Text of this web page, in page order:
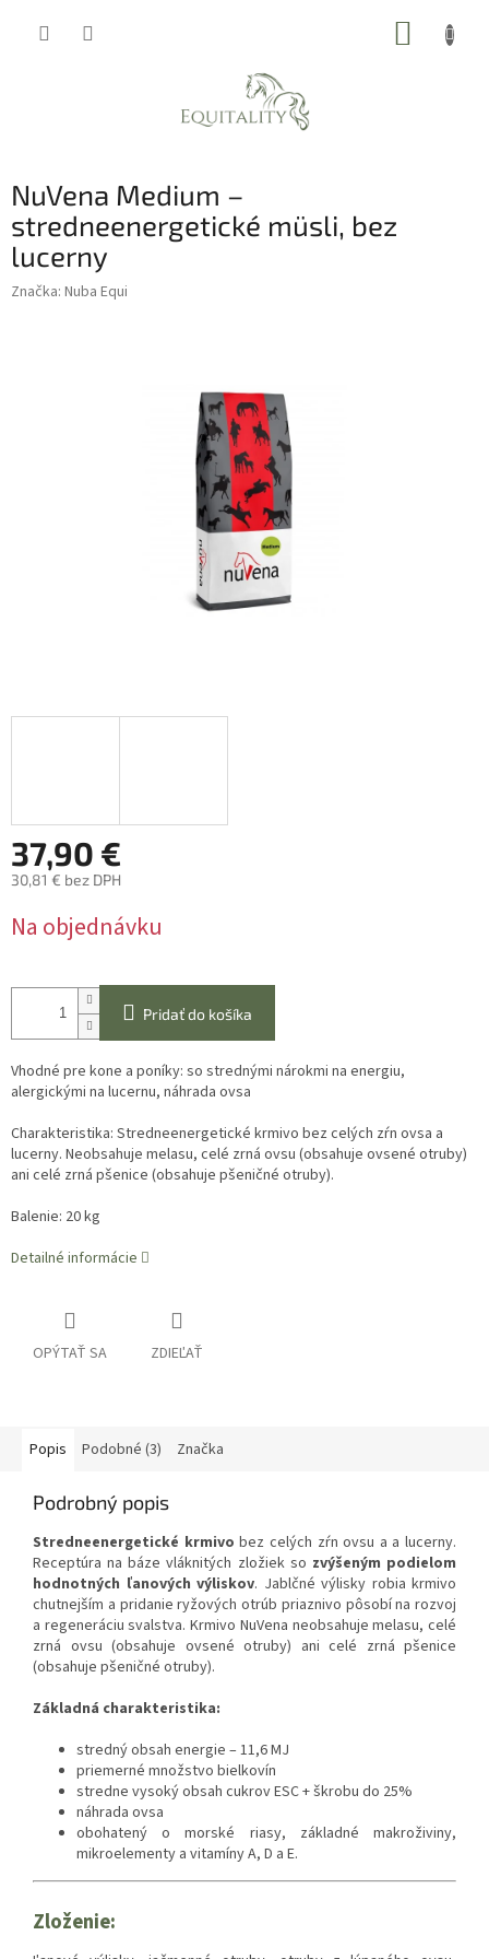
NuVena Medium –
stredneenergetické müsli, bez
lucerny
Značka: Nuba Equi
37,90 €
30,81 € bez DPH
cena:
Na objednávku
Pridať do košíka
Vhodné pre kone a poníky: so strednými nárokmi na energiu,
alergickými na lucernu, náhrada ovsa
Charakteristika: Stredneenergetické krmivo bez celých zŕn ovsa a
lucerny. Neobsahuje melasu, celé zrná ovsu (obsahuje ovsené otruby)
ani celé zrná pšenice (obsahuje pšeničné otruby).
Balenie: 20 kg
Detailné informácie
OPÝTAŤ SA ZDIEĽAŤ
Popis Podobné (3) Značka
Podrobný popis
Stredneenergetické krmivo bez celých zŕn ovsu a a lucerny.
Receptúra ​​na báze vláknitých zložiek so zvýšeným podielom
hodnotných ľanových výliskov. Jablčné výlisky robia krmivo
chutnejším a pridanie ryžových otrúb priaznivo pôsobí na rozvoj
a regeneráciu svalstva. Krmivo NuVena neobsahuje melasu, celé
zrná ovsu (obsahuje ovsené otruby) ani celé zrná pšenice
(obsahuje pšeničné otruby).
Základná charakteristika:
stredný obsah energie – 11,6 MJ
priemerné množstvo bielkovín
stredne vysoký obsah cukrov ESC + škrobu do 25%
náhrada ovsa
obohatený o morské riasy, základné makroživiny,
mikroelementy a vitamíny A, D a E.
Zloženie: